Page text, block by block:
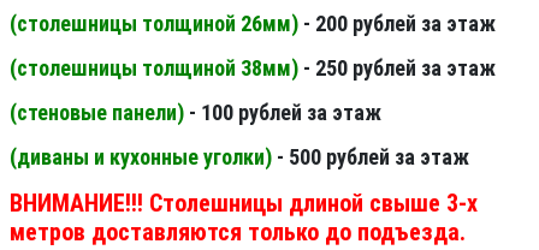
(столешницы толщиной 26мм) - 200 рублей за этаж
(столешницы толщиной 38мм) - 250 рублей за этаж
(стеновые панели) - 100 рублей за этаж
(диваны и кухонные уголки) - 500 рублей за этаж
ВНИМАНИЕ!!! Столешницы длиной свыше 3-х
метров доставляются только до подъезда.